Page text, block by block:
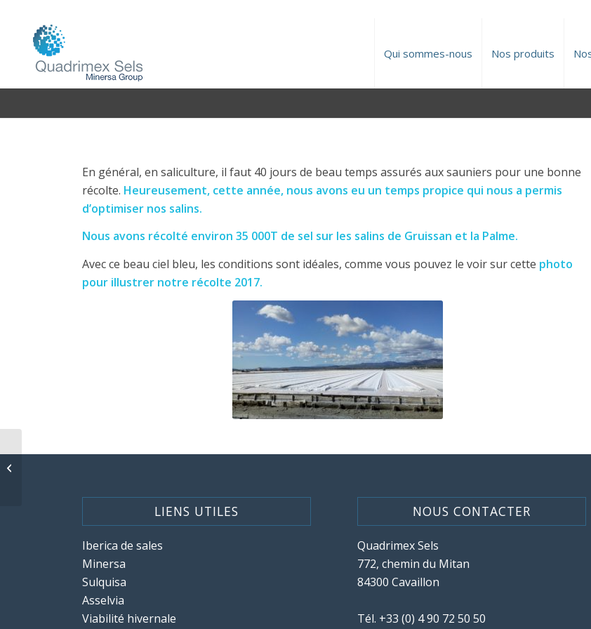
Qui sommes-nous Nos produits
En général, en saliculture, il faut 40 jours de beau temps assurés aux sauniers pour une bonne
récolte. Heureusement, cette année, nous avons eu un temps propice qui nous a permis
d’optimiser nos salins.
Nous avons récolté environ 35 000T de sel sur les salins de Gruissan et la Palme.
Avec ce beau ciel bleu, les conditions sont idéales, comme vous pouvez le voir sur cette photo
pour illustrer notre récolte 2017.
LIENS UTILES
Iberica de sales
Minersa
Sulquisa
Asselvia
Viabilité hivernale
NOUS CONTACTER
Quadrimex Sels
772, chemin du Mitan
84300 Cavaillon
Tél. +33 (0) 4 90 72 50 50